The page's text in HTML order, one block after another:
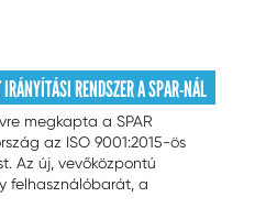
s a SPAR árukínálatában
népszerűségnek
RENDSZER A SPAR-NÁL
megkapta a SPAR
az ISO 9001:2015-ös
Az új, vevőközpontú
felhasználóbarát, a